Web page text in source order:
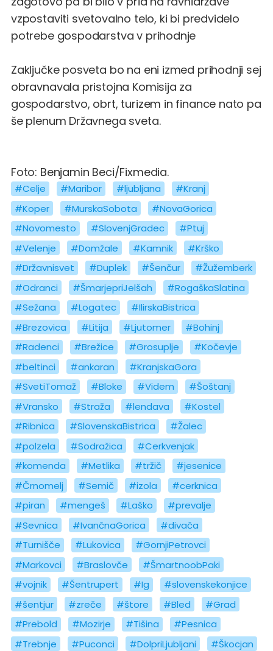
vzpostaviti svetovalno telo, ki bi predvidelo
potrebe gospodarstva v prihodnje
Zaključke posveta bo na eni izmed prihodnji sej
obravnavala pristojna Komisija za
gospodarstvo, obrt, turizem in finance nato pa
še plenum Državnega sveta.
Foto: Benjamin Beci/Fixmedia.
#Celje #Maribor #ljubljana
#Kranj
#Koper
#MurskaSobota
#NovaGorica
#Novomesto
#SlovenjGradec
#Ptuj
#Velenje
#Domžale #Kamnik
#Krško
#Državnisvet
#Duplek #Šenčur
#Žužemberk
#Odranci
#ŠmarjepriJelšah
#RogaškaSlatina
#Sežana
#Logatec
#IlirskaBistrica
#Brezovica
#Litija #Ljutomer
#Bohinj
#Radenci
#Brežice #Grosuplje
#Kočevje
#beltinci
#ankaran
#KranjskaGora
#SvetiTomaž
#Bloke #Videm
#Šoštanj
#Vransko
#Straža #lendava
#Kostel
#Ribnica
#SlovenskaBistrica
#Žalec
#polzela
#Sodražica
#Cerkvenjak
#komenda
#Metlika #tržič
#jesenice
#Črnomelj
#Semič #izola
#cerknica
#piran
#mengeš #Laško
#prevalje
#Sevnica
#IvančnaGorica
#divača
#Turnišče
#Lukovica
#GornjiPetrovci
#Markovci
#Braslovče
#ŠmartnoobPaki
#vojnik
#Šentrupert #Ig
#slovenskekonjice
#šentjur
#zreče #štore #Bled
#Grad
#Prebold
#Mozirje #Tišina
#Pesnica
#Trebnje
#Puconci #DolpriLjubljani
#Škocjan